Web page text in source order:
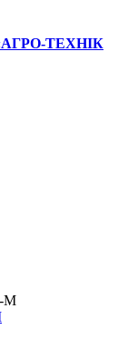
«АГРО-ТЕХНІК